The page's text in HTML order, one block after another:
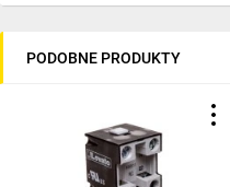
PODOBNE PRODUKTY